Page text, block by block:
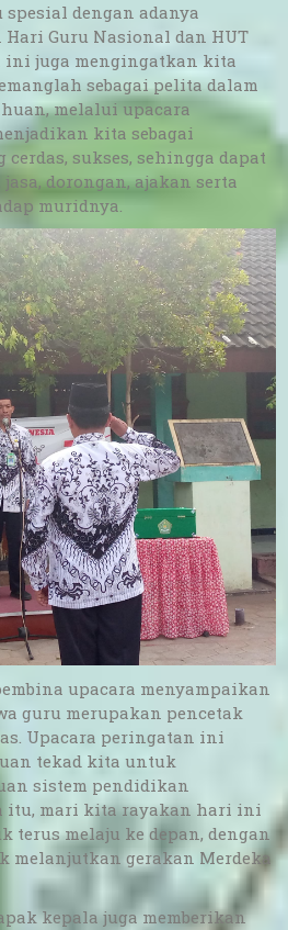
dengan adanya
Guru Nasional dan HUT
ini juga mengingatkan kita
sebagai pelita dalam
melalui upacara
kita sebagai
sukses, sehingga dapat
dorongan, ajakan serta
muridnya.
upacara menyampaikan
guru merupakan pencetak
Upacara peringatan ini
tekad kita untuk
sistem pendidikan
itu, mari kita rayakan hari ini
terus melaju ke depan, dengan
melanjutkan gerakan Merdeka
kepala juga memberikan